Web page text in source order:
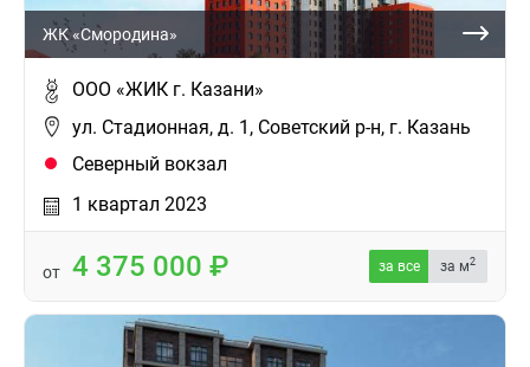
ЖК «Смородина»
ООО «ЖИК г. Казани»
ул. Стадионная, д. 1, Советский р-н, г. Казань
Северный вокзал
1 квартал 2023
от 4 375 000 за все за м2